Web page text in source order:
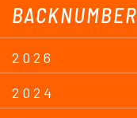
BACKNUMBER
2026
2024